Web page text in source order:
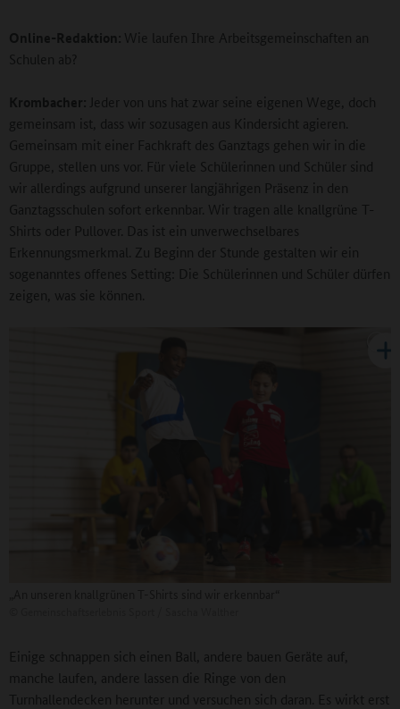
Online-Redaktion: Wie laufen Ihre Arbeitsgemeinschaften an
Schulen ab?
Krombacher:
Jeder von uns hat zwar seine eigenen Wege, doch
gemeinsam ist, dass wir sozusagen aus Kindersicht agieren.
Gemeinsam mit einer Fachkraft des Ganztags gehen wir in die
Gruppe, stellen uns vor. Für viele Schülerinnen und Schüler sind
wir allerdings aufgrund unserer langjährigen Präsenz in den
Ganztagsschulen sofort erkennbar. Wir tragen alle knallgrüne T-
Shirts oder Pullover. Das ist ein unverwechselbares
Erkennungsmerkmal. Zu Beginn der Stunde gestalten wir ein
sogenanntes offenes Setting: Die Schülerinnen und Schüler dürfen
zeigen, was sie können.
Einige schnappen sich einen Ball, andere bauen Geräte auf,
manche laufen, andere lassen die Ringe von den
Turnhallendecken herunter und versuchen sich daran. Es wirkt erst